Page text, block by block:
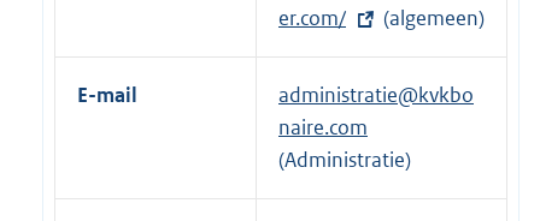
x
t
n
er.com/
(algemeen)
E-mail
administratie@kvkbo
naire.com
(Administratie)